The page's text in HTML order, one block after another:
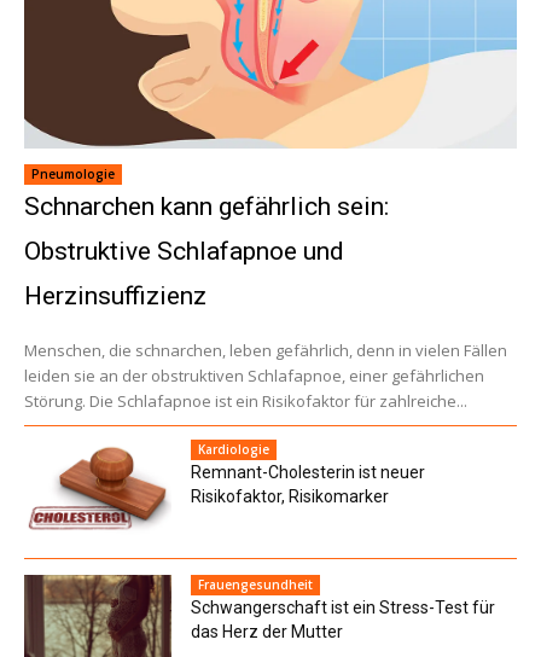
Pneumologie
Schnarchen kann gefährlich sein:
Obstruktive Schlafapnoe und
Herzinsuffizienz
Menschen, die schnarchen, leben gefährlich, denn in vielen Fällen
leiden sie an der obstruktiven Schlafapnoe, einer gefährlichen
Störung. Die Schlafapnoe ist ein Risikofaktor für zahlreiche...
Kardiologie
Remnant-Cholesterin ist neuer
Risikofaktor, Risikomarker
Frauengesundheit
Schwangerschaft ist ein Stress-Test für
das Herz der Mutter